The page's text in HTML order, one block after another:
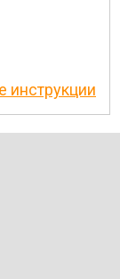
инструкции